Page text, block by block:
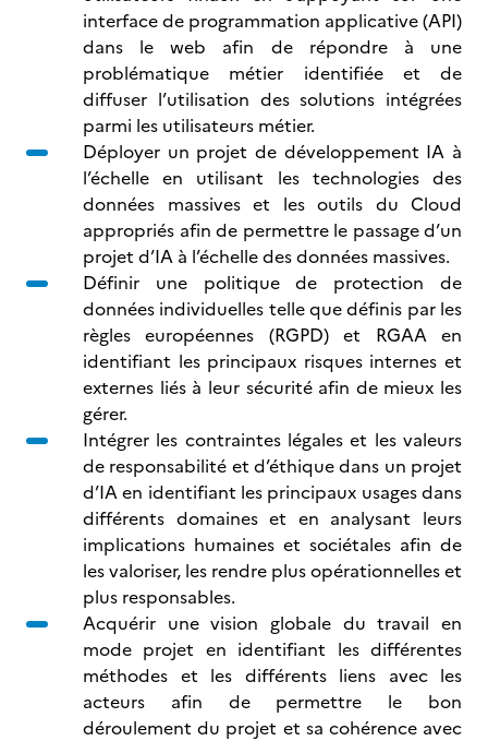
interface de programmation applicative (API)
dans le web afin de répondre à une
problématique métier identifiée et de
diffuser l’utilisation des solutions intégrées
parmi les utilisateurs métier.
Déployer un projet de développement IA à
l’échelle en utilisant les technologies des
données massives et les outils du Cloud
appropriés afin de permettre le passage d’un
projet d’IA à l’échelle des données massives.
Définir une politique de protection de
données individuelles telle que définis par les
règles européennes (RGPD) et RGAA en
identifiant les principaux risques internes et
externes liés à leur sécurité afin de mieux les
gérer.
Intégrer les contraintes légales et les valeurs
de responsabilité et d’éthique dans un projet
d’IA en identifiant les principaux usages dans
différents domaines et en analysant leurs
implications humaines et sociétales afin de
les valoriser, les rendre plus opérationnelles et
plus responsables.
Acquérir une vision globale du travail en
mode projet en identifiant les différentes
méthodes et les différents liens avec les
acteurs afin de permettre le bon
déroulement du projet et sa cohérence avec